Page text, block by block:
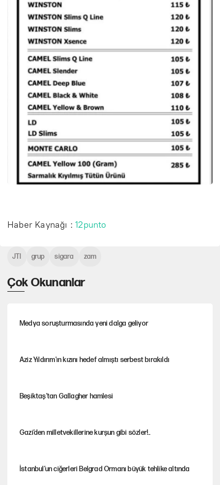
Haber Kaynağı :12punto
Çok Okunanlar
Medya soruşturmasında yeni dalga geliyor
Aziz Yıldırım'ın kızını hedef almıştı serbest bırakıldı
Beşiktaş’tan Gallagher hamlesi
Gazi’den milletvekillerine kurşun gibi sözler!..
İstanbul’un ciğerleri Belgrad Ormanı büyük tehlike altında
JTI grup sigara zam